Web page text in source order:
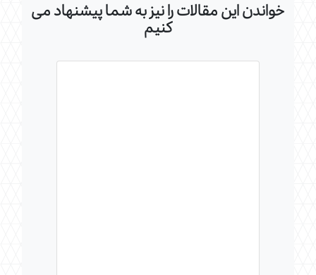
خواندن این مقالات را نیز به شما پیشنهاد می
کنیم